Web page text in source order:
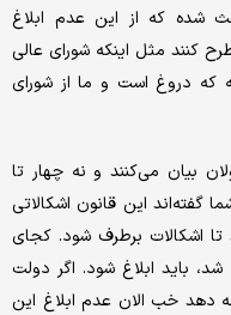
شده که از این عدم ابلاغ
کنند مثل اینکه شورای عالی
که دروغ است و ما از شورای
بیان می‌کنند و نه چهار تا
گفته‌اند این قانون اشکالاتی
تا اشکالات برطرف شود. کجای
باید ابلاغ شود. اگر دولت
دهد خب الان عدم ابلاغ این